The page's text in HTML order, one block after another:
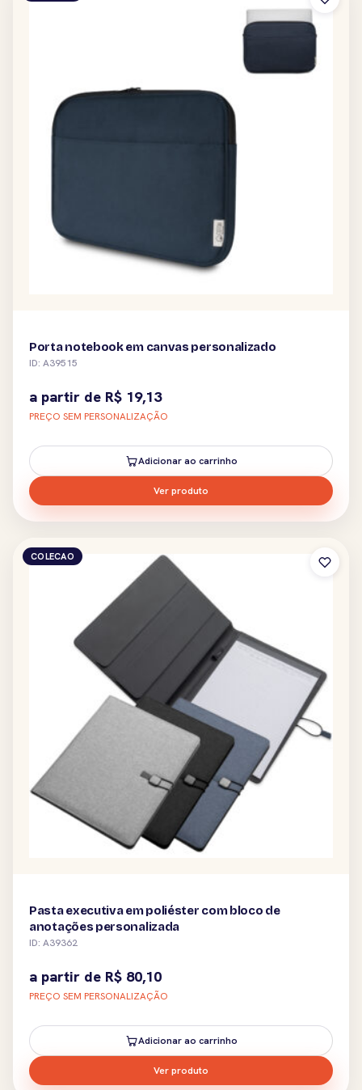
Porta notebook em canvas personalizado
ID: A39515
a partir de R$ 19,13
PREÇO SEM PERSONALIZAÇÃO
Adicionar ao carrinho
Ver produto
COLECAO
Pasta executiva em poliéster com bloco de
anotações personalizada
ID: A39362
a partir de R$ 80,10
PREÇO SEM PERSONALIZAÇÃO
Adicionar ao carrinho
Ver produto